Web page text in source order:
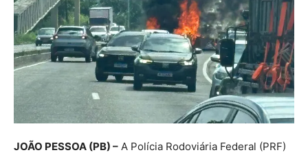
JOÃO PESSOA (PB) – A Polícia Rodoviária Federal (PRF)